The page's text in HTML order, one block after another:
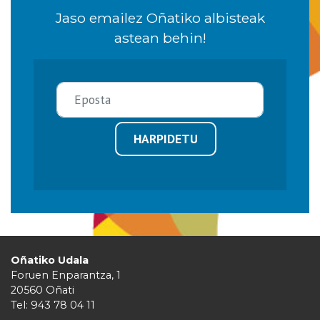
Jaso emailez Oñatiko albisteak
astean behin!
HARPIDETU
Oñatiko Udala
Foruen Enparantza, 1
20560 Oñati
Tel: 943 78 04 11